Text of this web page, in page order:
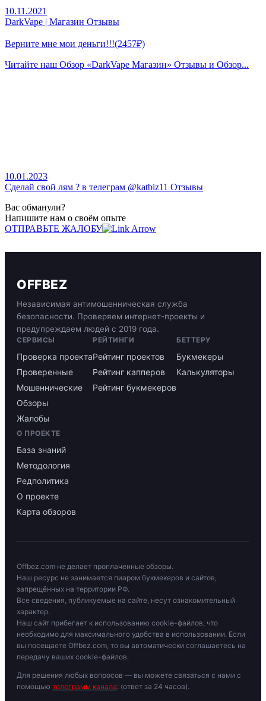
10.11.2021
DarkVape | Магазин Отзывы
Верните мне мои деньги!!!(2457₽)
Читайте наш Обзор «DarkVape Магазин» Отзывы и Обзор...
10.01.2023
Сделай свой лям ? в телеграм @katbiz11 Отзывы
Вас обманули?
Напишите нам о своём опыте
ОТПРАВЬТЕ ЖАЛОБУ
OFFBEZ
Независимая антимошенническая служба
безопасности. Проверяем интернет-проекты и
предупреждаем людей с 2019 года.
СЕРВИСЫ
Проверка проекта
Проверенные
Мошеннические
Обзоры
Жалобы
РЕЙТИНГИ
Рейтинг проектов
Рейтинг капперов
Рейтинг букмекеров
БЕТТЕРУ
Букмекеры
Калькуляторы
О ПРОЕКТЕ
База знаний
Методология
Редполитика
О проекте
Карта обзоров
Offbez.com не делает проплаченные обзоры.
Наш ресурс не занимается пиаром букмекеров и сайтов,
запрещённых на территории РФ.
Все сведения, публикуемые на сайте, несут ознакомительный
характер.
Наш сайт прибегает к использованию cookie-файлов, что
необходимо для максимального удобства в использовании. Если
вы посещаете Offbez.com, то вы автоматически соглашаетесь на
передачу ваших cookie-файлов.
Для решения любых вопросов — вы можете связаться с нами с
помощью телеграмм канала: (ответ за 24 часов).